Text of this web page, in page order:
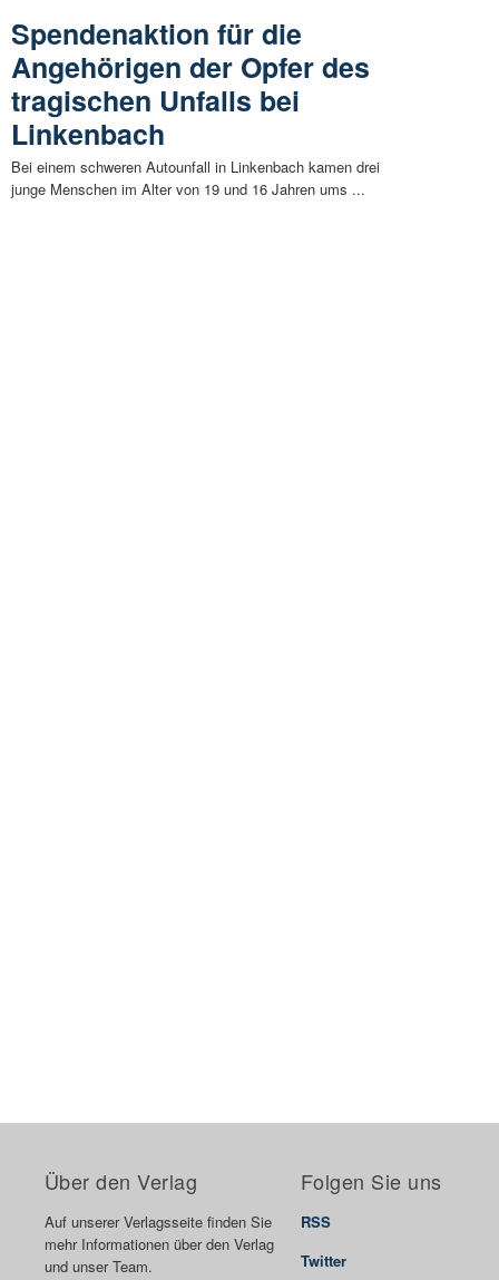
Spendenaktion für die
Angehörigen der Opfer des
tragischen Unfalls bei
Linkenbach
Bei einem schweren Autounfall in Linkenbach kamen drei
junge Menschen im Alter von 19 und 16 Jahren ums ...
Über den Verlag
Auf unserer Verlagsseite finden Sie
mehr Informationen über den Verlag
und unser Team.
Folgen Sie uns
RSS
Twitter